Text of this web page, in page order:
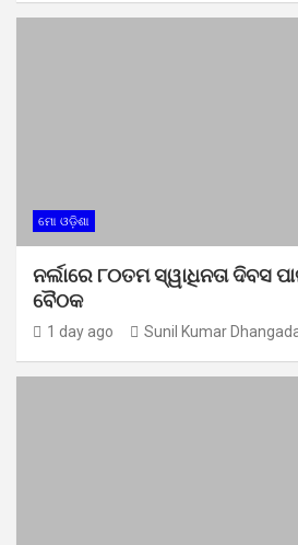
ମୋ ଓଡ଼ିଶା
ନର୍ଲାରେ ୮୦ତମ ସ୍ୱାଧିନତା ଦିବସ
ବୈଠକ
1 day ago Sunil Kumar